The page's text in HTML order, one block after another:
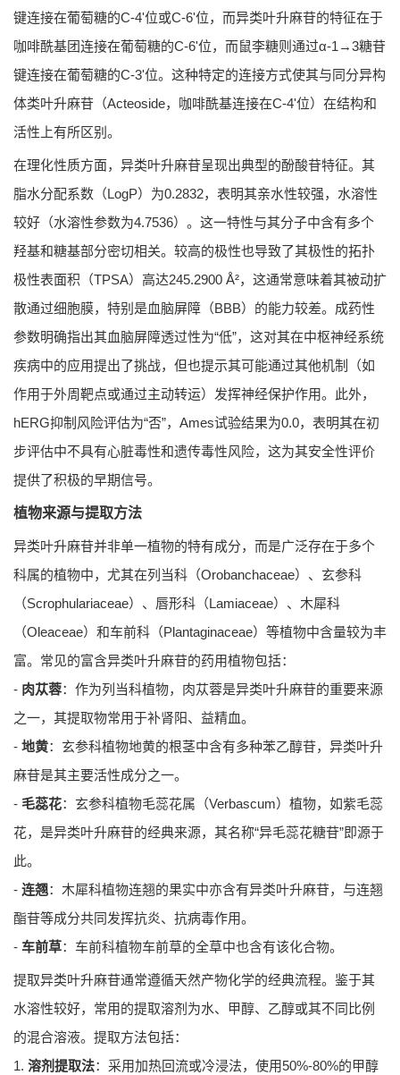
键连接在葡萄糖的C-4'位或C-6'位，而异类叶升麻苷的特征在于
咖啡酰基团连接在葡萄糖的C-6'位，而鼠李糖则通过α-1→3糖苷
键连接在葡萄糖的C-3'位。这种特定的连接方式使其与同分异构
体类叶升麻苷（Acteoside，咖啡酰基连接在C-4'位）在结构和
活性上有所区别。
在理化性质方面，异类叶升麻苷呈现出典型的酚酸苷特征。其
脂水分配系数（LogP）为0.2832，表明其亲水性较强，水溶性
较好（水溶性参数为4.7536）。这一特性与其分子中含有多个
羟基和糖基部分密切相关。较高的极性也导致了其极性的拓扑
极性表面积（TPSA）高达245.2900 Å²，这通常意味着其被动扩
散通过细胞膜，特别是血脑屏障（BBB）的能力较差。成药性
参数明确指出其血脑屏障透过性为“低”，这对其在中枢神经系统
疾病中的应用提出了挑战，但也提示其可能通过其他机制（如
作用于外周靶点或通过主动转运）发挥神经保护作用。此外，
hERG抑制风险评估为“否”，Ames试验结果为0.0，表明其在初
步评估中不具有心脏毒性和遗传毒性风险，这为其安全性评价
提供了积极的早期信号。
植物来源与提取方法
异类叶升麻苷并非单一植物的特有成分，而是广泛存在于多个
科属的植物中，尤其在列当科（Orobanchaceae）、玄参科
（Scrophulariaceae）、唇形科（Lamiaceae）、木犀科
（Oleaceae）和车前科（Plantaginaceae）等植物中含量较为丰
富。常见的富含异类叶升麻苷的药用植物包括：
- 肉苁蓉：作为列当科植物，肉苁蓉是异类叶升麻苷的重要来源
之一，其提取物常用于补肾阳、益精血。
- 地黄：玄参科植物地黄的根茎中含有多种苯乙醇苷，异类叶升
麻苷是其主要活性成分之一。
- 毛蕊花：玄参科植物毛蕊花属（Verbascum）植物，如紫毛蕊
花，是异类叶升麻苷的经典来源，其名称“异毛蕊花糖苷”即源于
此。
- 连翘：木犀科植物连翘的果实中亦含有异类叶升麻苷，与连翘
酯苷等成分共同发挥抗炎、抗病毒作用。
- 车前草：车前科植物车前草的全草中也含有该化合物。
提取异类叶升麻苷通常遵循天然产物化学的经典流程。鉴于其
水溶性较好，常用的提取溶剂为水、甲醇、乙醇或其不同比例
的混合溶液。提取方法包括：
1. 溶剂提取法：采用加热回流或冷浸法，使用50%-80%的甲醇